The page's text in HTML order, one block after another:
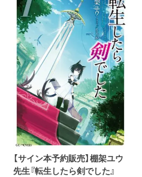
【サイン本予約販売】棚架ユウ
先生『転生したら剣でした』